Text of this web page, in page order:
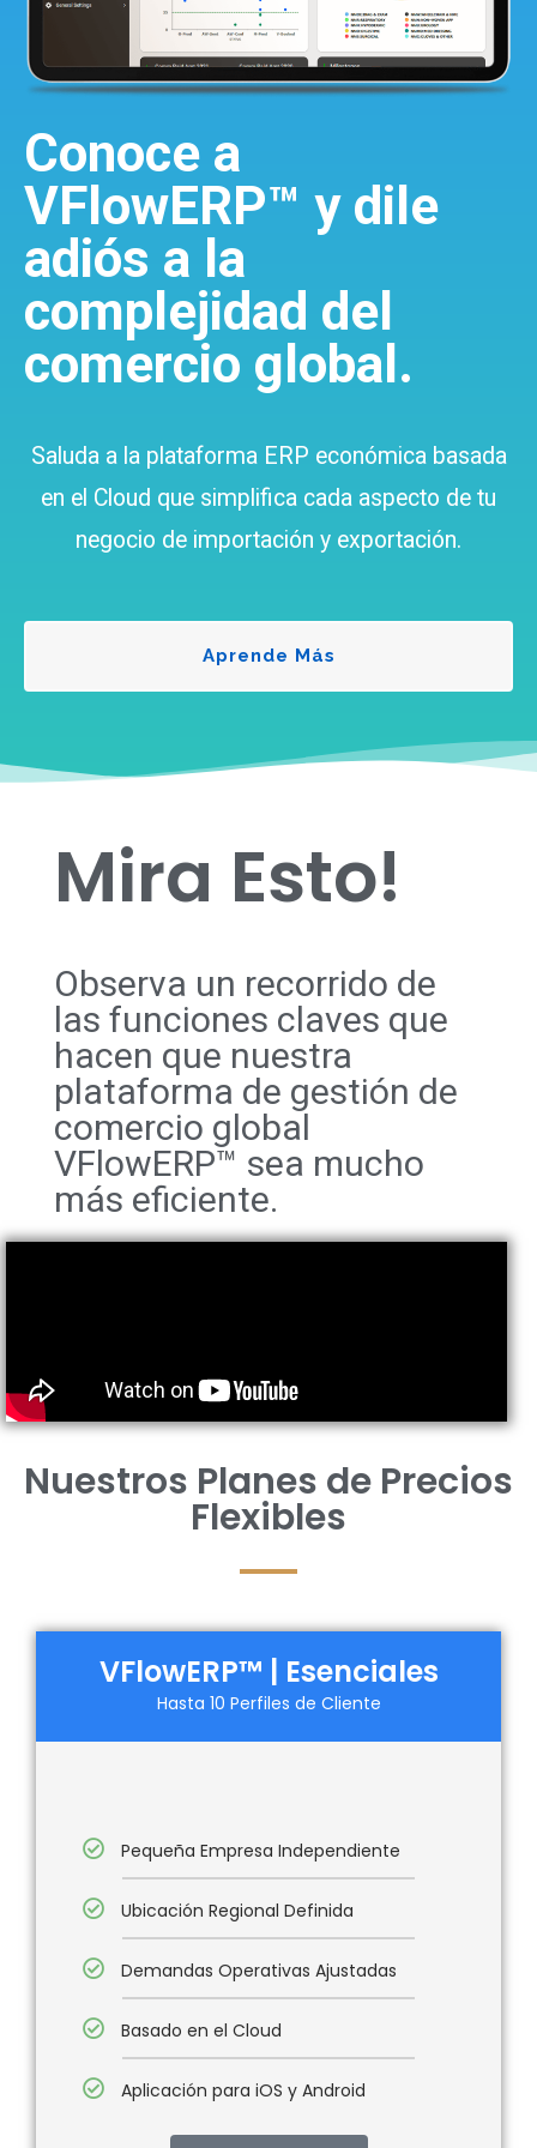
Conoce a
VFlowERP™ y dile
adiós a la
complejidad del
comercio global.
Saluda a la plataforma ERP económica basada
en el Cloud que simplifica cada aspecto de tu
negocio de importación y exportación.
Aprende Más
Mira Esto!
Observa un recorrido de
las funciones claves que
hacen que nuestra
plataforma de gestión de
comercio global
VFlowERP™ sea mucho
más eficiente.
Nuestros Planes de Precios
Flexibles
VFlowERP™ | Esenciales
Hasta 10 Perfiles de Cliente
Pequeña Empresa Independiente
Ubicación Regional Definida
Demandas Operativas Ajustadas
Basado en el Cloud
Aplicación para iOS y Android